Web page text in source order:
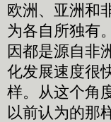
欧洲、亚洲和
为各自所独有
因都是源自非
化发展速度很
样。从这个角
以前认为的那